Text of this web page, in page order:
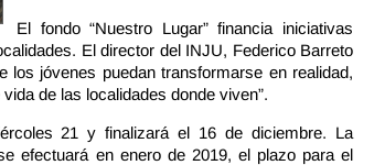
El fondo “Nuestro Lugar” financia iniciativas
El director del INJU, Federico Barreto
los jóvenes puedan transformarse en realidad,
de las localidades donde viven”.
21 y finalizará el 16 de diciembre. La
efectuará en enero de 2019, el plazo para el